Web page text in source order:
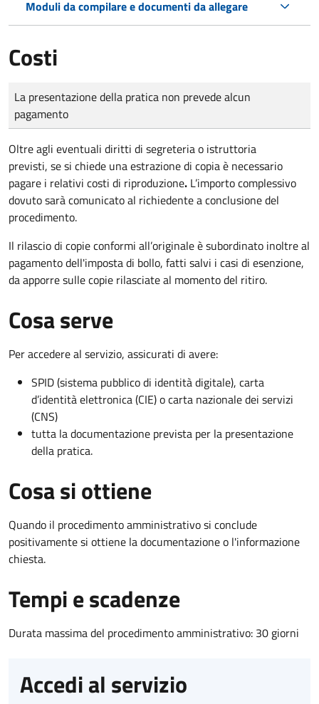
Moduli da compilare e documenti da allegare
Costi
Tipo di pagamento
Importo
La presentazione della pratica non prevede alcun
pagamento
Oltre agli eventuali diritti di segreteria o istruttoria
previsti, se si chiede una estrazione di copia è necessario
pagare i relativi costi di riproduzione. L’importo complessivo
dovuto sarà comunicato al richiedente a conclusione del
procedimento.
Il rilascio di copie conformi all’originale è subordinato inoltre al
pagamento dell'imposta di bollo, fatti salvi i casi di esenzione,
da apporre sulle copie rilasciate al momento del ritiro.
Cosa serve
Per accedere al servizio, assicurati di avere:
SPID (sistema pubblico di identità digitale), carta
d’identità elettronica (CIE) o carta nazionale dei servizi
(CNS)
tutta la documentazione prevista per la presentazione
della pratica.
Cosa si ottiene
Quando il procedimento amministrativo si conclude
positivamente si ottiene la documentazione o l'informazione
chiesta.
Tempi e scadenze
Durata massima del procedimento amministrativo: 30 giorni
Accedi al servizio